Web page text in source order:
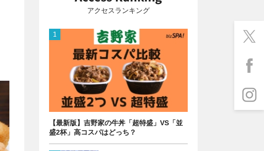
アクセスランキング
【最新版】吉野家の牛丼「超特盛」VS「並
盛2杯」高コスパはどっち？